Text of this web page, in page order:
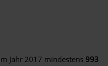
Jahr 2017 mindestens 993